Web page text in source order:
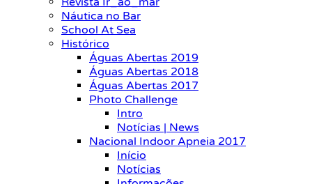
Náutica no Bar
School At Sea
Histórico
Águas Abertas 2019
Águas Abertas 2018
Águas Abertas 2017
Photo Challenge
Intro
Notícias | News
Nacional Indoor Apneia 2017
Início
Notícias